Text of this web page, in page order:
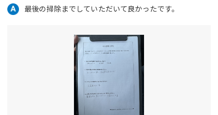
最後の掃除までしていただいて良かったです。